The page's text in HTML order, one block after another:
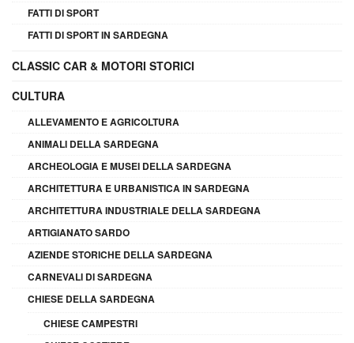
FATTI DI SPORT
FATTI DI SPORT IN SARDEGNA
CLASSIC CAR & MOTORI STORICI
CULTURA
ALLEVAMENTO E AGRICOLTURA
ANIMALI DELLA SARDEGNA
ARCHEOLOGIA E MUSEI DELLA SARDEGNA
ARCHITETTURA E URBANISTICA IN SARDEGNA
ARCHITETTURA INDUSTRIALE DELLA SARDEGNA
ARTIGIANATO SARDO
AZIENDE STORICHE DELLA SARDEGNA
CARNEVALI DI SARDEGNA
CHIESE DELLA SARDEGNA
CHIESE CAMPESTRI